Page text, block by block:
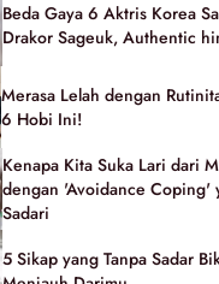
Beda Gaya 6 Aktris Korea
Drakor Sageuk, Authentic
Merasa Lelah dengan
6 Hobi Ini!
Kenapa Kita Suka Lari dari
dengan 'Avoidance Coping'
Sadari
5 Sikap yang Tanpa Sadar